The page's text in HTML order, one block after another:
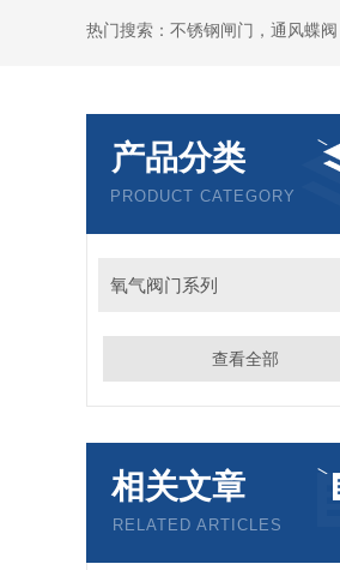
热门搜索：不锈钢闸门，通风蝶
产品分类
PRODUCT CATEGORY
氧气阀门系列
查看全部
相关文章
RELATED ARTICLES